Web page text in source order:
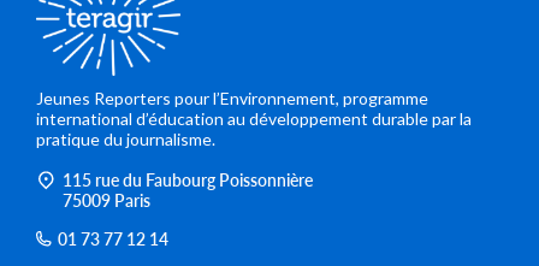
Jeunes Reporters pour l’Environnement, programme
international d’éducation au développement durable par la
pratique du journalisme.
115 rue du Faubourg Poissonnière
75009 Paris
01 73 77 12 14